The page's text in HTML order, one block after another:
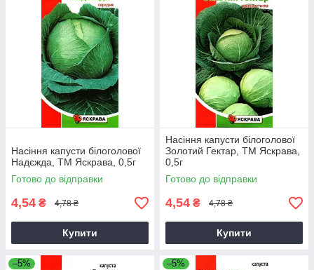
Насіння капусти білоголової
Надєжда, ТМ Яскрава, 0,5г
Готово до відправки
4,54 ₴ 4,78 ₴
Купити
Насіння капусти білоголової
Золотий Гектар, ТМ Яскрава,
0,5г
Готово до відправки
4,54 ₴ 4,78 ₴
Купити
–5% –5%